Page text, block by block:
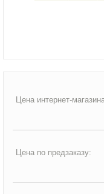
Цена интернет-
Цена по предзаказу: